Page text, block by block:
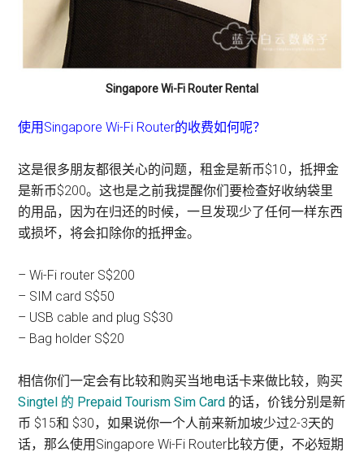
Singapore Wi-Fi Router Rental
使用Singapore Wi-Fi Router的收费如何呢？
这是很多朋友都很关心的问题，租金是新币$10，抵押金
是新币$200。这也是之前我提醒你们要检查好收纳袋里
的用品，因为在归还的时候，一旦发现少了任何一样东西
或损坏，将会扣除你的抵押金。
– Wi-Fi router S$200
– SIM card S$50
– USB cable and plug S$30
– Bag holder S$20
相信你们一定会有比较和购买当地电话卡来做比较，购买
Singtel 的 Prepaid Tourism Sim Card 的话，价钱分别是新
币 $15和 $30，如果说你一个人前来新加坡少过2-3天的
话，那么使用Singapore Wi-Fi Router比较方便，不必短期